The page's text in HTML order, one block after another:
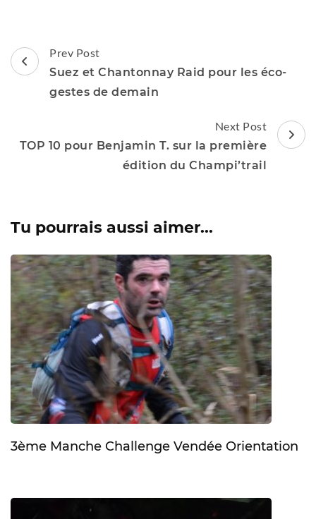
Post
Navigation
Prev Post
Suez et Chantonnay Raid pour les éco-
gestes de demain
Next Post
TOP 10 pour Benjamin T. sur la première
édition du Champi’trail
Tu pourrais aussi aimer...
3ème Manche Challenge Vendée Orientation